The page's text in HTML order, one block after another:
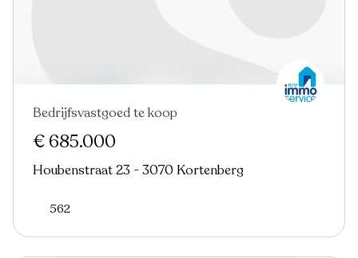
In optie
Bedrijfsvastgoed te koop
€ 685.000
Houbenstraat 23 - 3070 Kortenberg
562